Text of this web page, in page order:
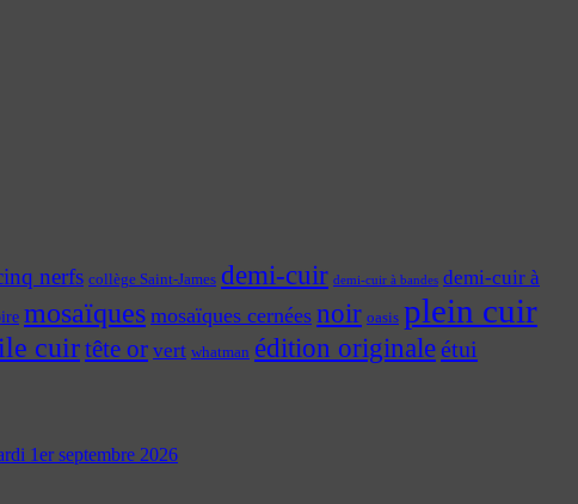
nerfs collège Saint-James demi-cuir demi-cuir à bandes demi-cuir à
mosaïques mosaïques cernées noir oasis plein cuir
cuirtête or vert whatman édition originaleétui
1er septembre 2026